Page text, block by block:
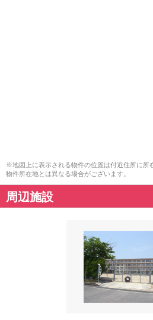
※地図上に表示される物件の位置は付近住所に所
物件所在地とは異なる場合がございます。
周辺施設